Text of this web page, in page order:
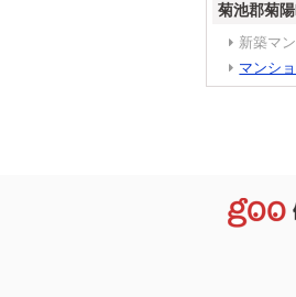
菊池郡菊
新築マ
マンシ